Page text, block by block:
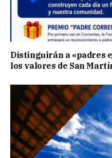
Distinguirán a «padres
los valores de San